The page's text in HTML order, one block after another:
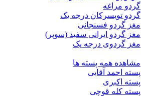
گردو مراغه
گردو تویسرکان درجه یک
مغز گردو فسنجانی
مغز گردو ایرانی سفید (سوپر)
مغز گردوی درجه یک
مشاهده همه پسته ها
پسته احمد آقایی
پسته اکبری
پسته کله قوچی